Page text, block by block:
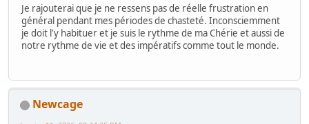
Je rajouterai que je ne ressens pas de réelle frustration en
général pendant mes périodes de chasteté. Inconsciemment
je doit l'y habituer et je suis le rythme de ma Chérie et aussi de
notre rythme de vie et des impératifs comme tout le monde.
Newcage